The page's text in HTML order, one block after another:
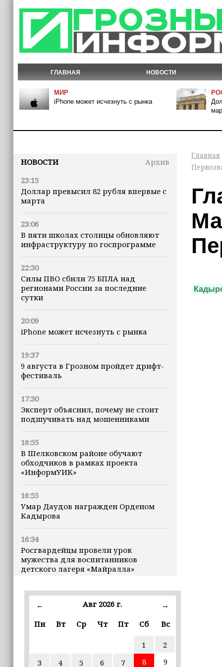
ГЛАВНАЯ НОВОСТИ
МИР
iPhone может исчезнуть с рынка
НОВОСТИ
Архив
23:15
Доллар превысил 82 рубля впервые с
марта
23:06
В пяти школах столицы обновляют
инфраструктуру по госпрограмме
22:30
Силы ПВО сбили 75 БПЛА над
регионами России за последние
сутки
20:09
iPhone может исчезнуть с рынка
19:37
9 августа в Грозном пройдет дрифт-
фестиваль
17:30
Эксперт объяснил, почему не стоит
подшучивать над мошенниками
16:55
В Шелковском районе обучают
обходчиков в рамках проекта
«ИнформУИК»
16:55
Умар Даудов награжден Орденом
Кадырова
16:34
Росгвардейцы провели урок
мужества для воспитанников
детского лагеря «Майралла»
16:30
Дмитрий Чернышенко: Внутренний
въездной — на 20,1%
Из бюджета Чечни дополнительно
← Авг 2026 г.
→
Пн
Вт Ср Чт Пт Сб Вс
1
2
3
4 5 6 7 8
9
Главная